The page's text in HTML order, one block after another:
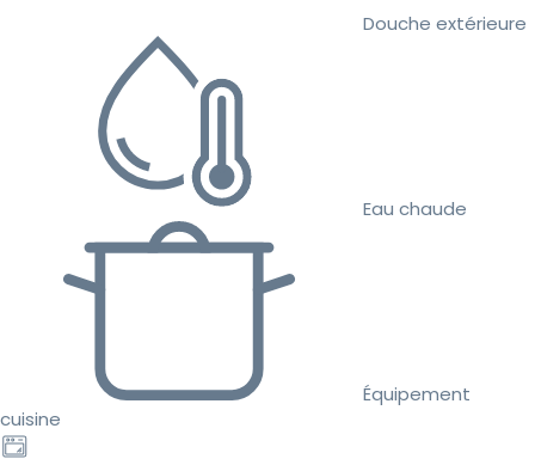
Douche extérieure
Eau chaude
Équipement
cuisine